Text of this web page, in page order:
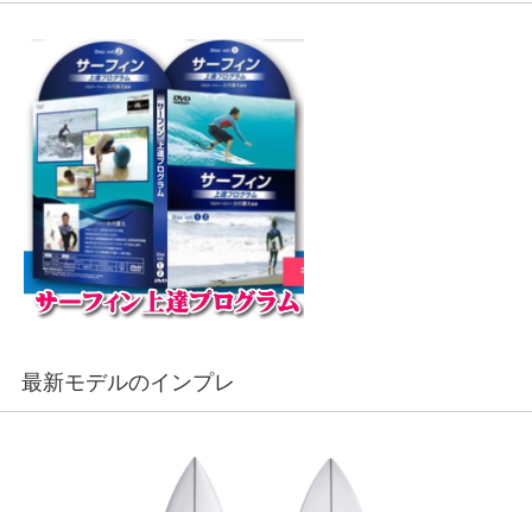
最新モデルのインプレ